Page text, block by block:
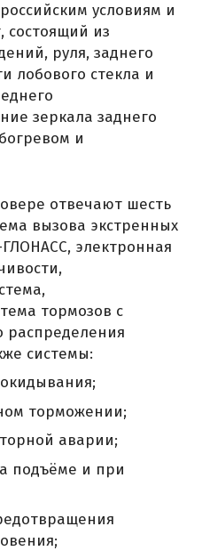
условиям и
состоящий из
руля, заднего
лобового стекла и
зеркала заднего
и
отвечают шесть
вызова экстренных
электронная
тормозов с
распределения
системы:
торможении;
аварии;
подъёме и при